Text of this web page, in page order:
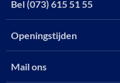
Bel (073) 615 51 55
Openingstijden
Mail ons